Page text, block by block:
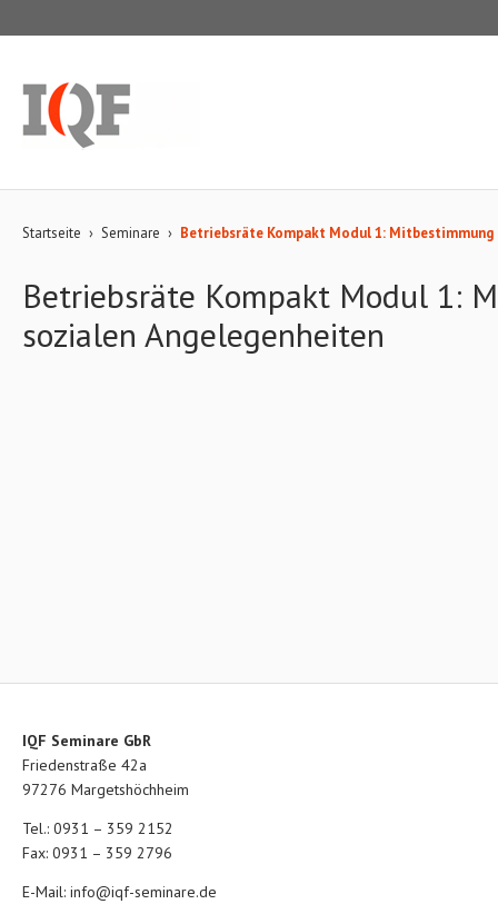
Startseite › Seminare › Betriebsräte Kompakt Modul 1: Mitbestimmung
Betriebsräte Kompakt Modul 1:
sozialen Angelegenheiten
IQF Seminare GbR
Friedenstraße 42a
97276 Margetshöchheim
Tel.: 0931 – 359 2152
Fax: 0931 – 359 2796
E-Mail: info@iqf-seminare.de